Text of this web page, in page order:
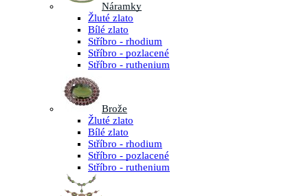
Náramky
Žluté zlato
Bílé zlato
Stříbro - rhodium
Stříbro - pozlacené
Stříbro - ruthenium
Brože
Žluté zlato
Bílé zlato
Stříbro - rhodium
Stříbro - pozlacené
Stříbro - ruthenium